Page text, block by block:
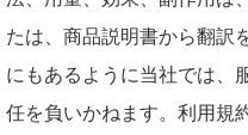
たは、商品説明書から翻訳
にもあるように当社では、
任を負いかねます。利用規